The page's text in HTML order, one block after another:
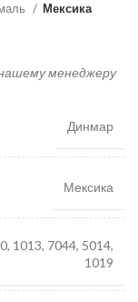
Мексика
менеджеру
Динмар
Мексика
1013, 7044, 5014,
1019